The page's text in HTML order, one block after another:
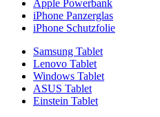
Apple Powerbank
iPhone Panzerglas
iPhone Schutzfolie
Samsung Tablet
Lenovo Tablet
Windows Tablet
ASUS Tablet
Einstein Tablet